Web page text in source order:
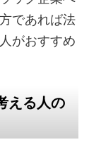
であれば法
がおすすめ
える人の